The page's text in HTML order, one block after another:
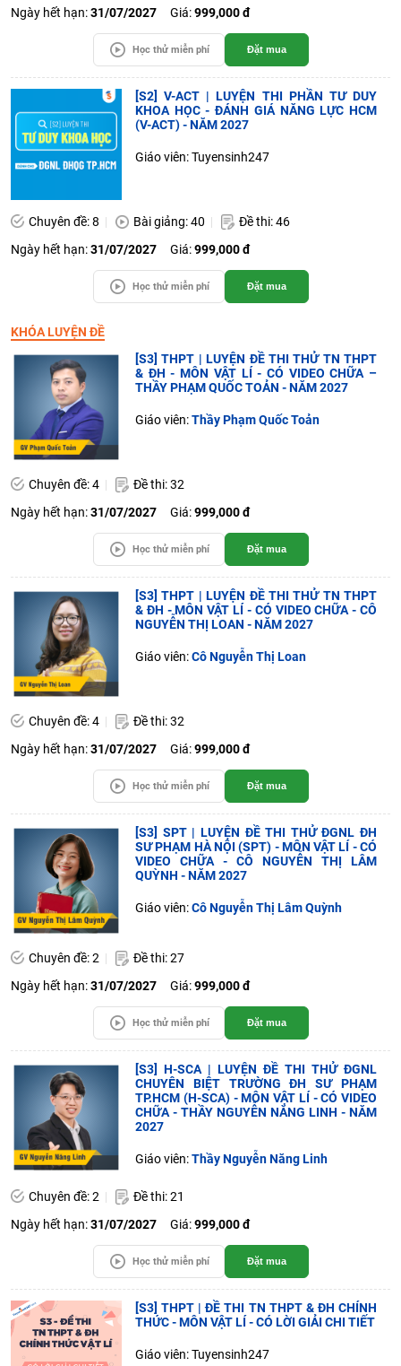
Ngày hết hạn:31/07/2027 Giá:999,000 đ
Học thử miễn phí Đặt mua
[S2] V-ACT | LUYỆN THI PHẦN TƯ DUY
KHOA HỌC - ĐÁNH GIÁ NĂNG LỰC HCM
(V-ACT) - NĂM 2027
Giáo viên: Tuyensinh247
Chuyên đề: 8 Bài giảng: 40
Đề thi: 46
Ngày hết hạn:31/07/2027 Giá:999,000 đ
Học thử miễn phí Đặt mua
KHÓA LUYỆN ĐỀ
[S3] THPT | LUYỆN ĐỀ THI THỬ TN THPT
& ĐH - MÔN VẬT LÍ - CÓ VIDEO CHỮA –
THẦY PHẠM QUỐC TOẢN - NĂM 2027
Giáo viên:Thầy Phạm Quốc Toản
Chuyên đề: 4
Đề thi: 32
Ngày hết hạn:31/07/2027 Giá:999,000 đ
Học thử miễn phí Đặt mua
[S3] THPT | LUYỆN ĐỀ THI THỬ TN THPT
& ĐH - MÔN VẬT LÍ - CÓ VIDEO CHỮA - CÔ
NGUYỄN THỊ LOAN - NĂM 2027
Giáo viên:Cô Nguyễn Thị Loan
Chuyên đề: 4
Đề thi: 32
Ngày hết hạn:31/07/2027 Giá:999,000 đ
Học thử miễn phí Đặt mua
[S3] SPT | LUYỆN ĐỀ THI THỬ ĐGNL ĐH
SƯ PHẠM HÀ NỘI (SPT) - MÔN VẬT LÍ - CÓ
VIDEO CHỮA - CÔ NGUYỄN THỊ LÂM
QUỲNH - NĂM 2027
Giáo viên:Cô Nguyễn Thị Lâm Quỳnh
Chuyên đề: 2
Đề thi: 27
Ngày hết hạn:31/07/2027 Giá:999,000 đ
Học thử miễn phí Đặt mua
[S3] H-SCA | LUYỆN ĐỀ THI THỬ ĐGNL
CHUYÊN BIỆT TRƯỜNG ĐH SƯ PHẠM
TP.HCM (H-SCA) - MÔN VẬT LÍ - CÓ VIDEO
CHỮA - THẦY NGUYỄN NĂNG LINH - NĂM
2027
Giáo viên:Thầy Nguyễn Năng Linh
Chuyên đề: 2
Đề thi: 21
Ngày hết hạn:31/07/2027 Giá:999,000 đ
Học thử miễn phí Đặt mua
[S3] THPT | ĐỀ THI TN THPT & ĐH CHÍNH
THỨC - MÔN VẬT LÍ - CÓ LỜI GIẢI CHI TIẾT
Giáo viên: Tuyensinh247